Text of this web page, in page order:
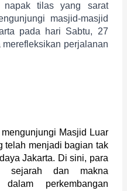
napak tilas yang sarat
masjid-masjid
pada hari Sabtu, 27
perjalanan
Masjid Luar
telah menjadi bagian tak
Jakarta. Di sini, para
sejarah dan makna
perkembangan